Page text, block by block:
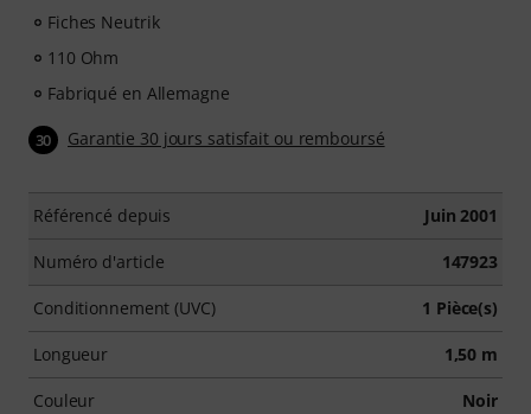
Fiches Neutrik
110 Ohm
Fabriqué en Allemagne
30 Garantie 30 jours satisfait ou remboursé
Référencé depuis Juin 2001
Numéro d'article 147923
Conditionnement (UVC) 1 Pièce(s)
Longueur 1,50 m
Couleur Noir